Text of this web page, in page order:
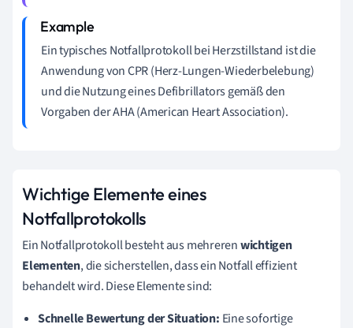
Ein typisches Notfallprotokoll bei Herzstillstand ist die
Anwendung von CPR (Herz-Lungen-Wiederbelebung)
und die Nutzung eines Defibrillators gemäß den
Vorgaben der AHA (American Heart Association).
Wichtige Elemente eines
Notfallprotokolls
Ein Notfallprotokoll besteht aus mehrerenwichtigen
Elementen, die sicherstellen, dass ein Notfall effizient
behandelt wird. Diese Elemente sind:
Schnelle Bewertung der Situation: Eine sofortige